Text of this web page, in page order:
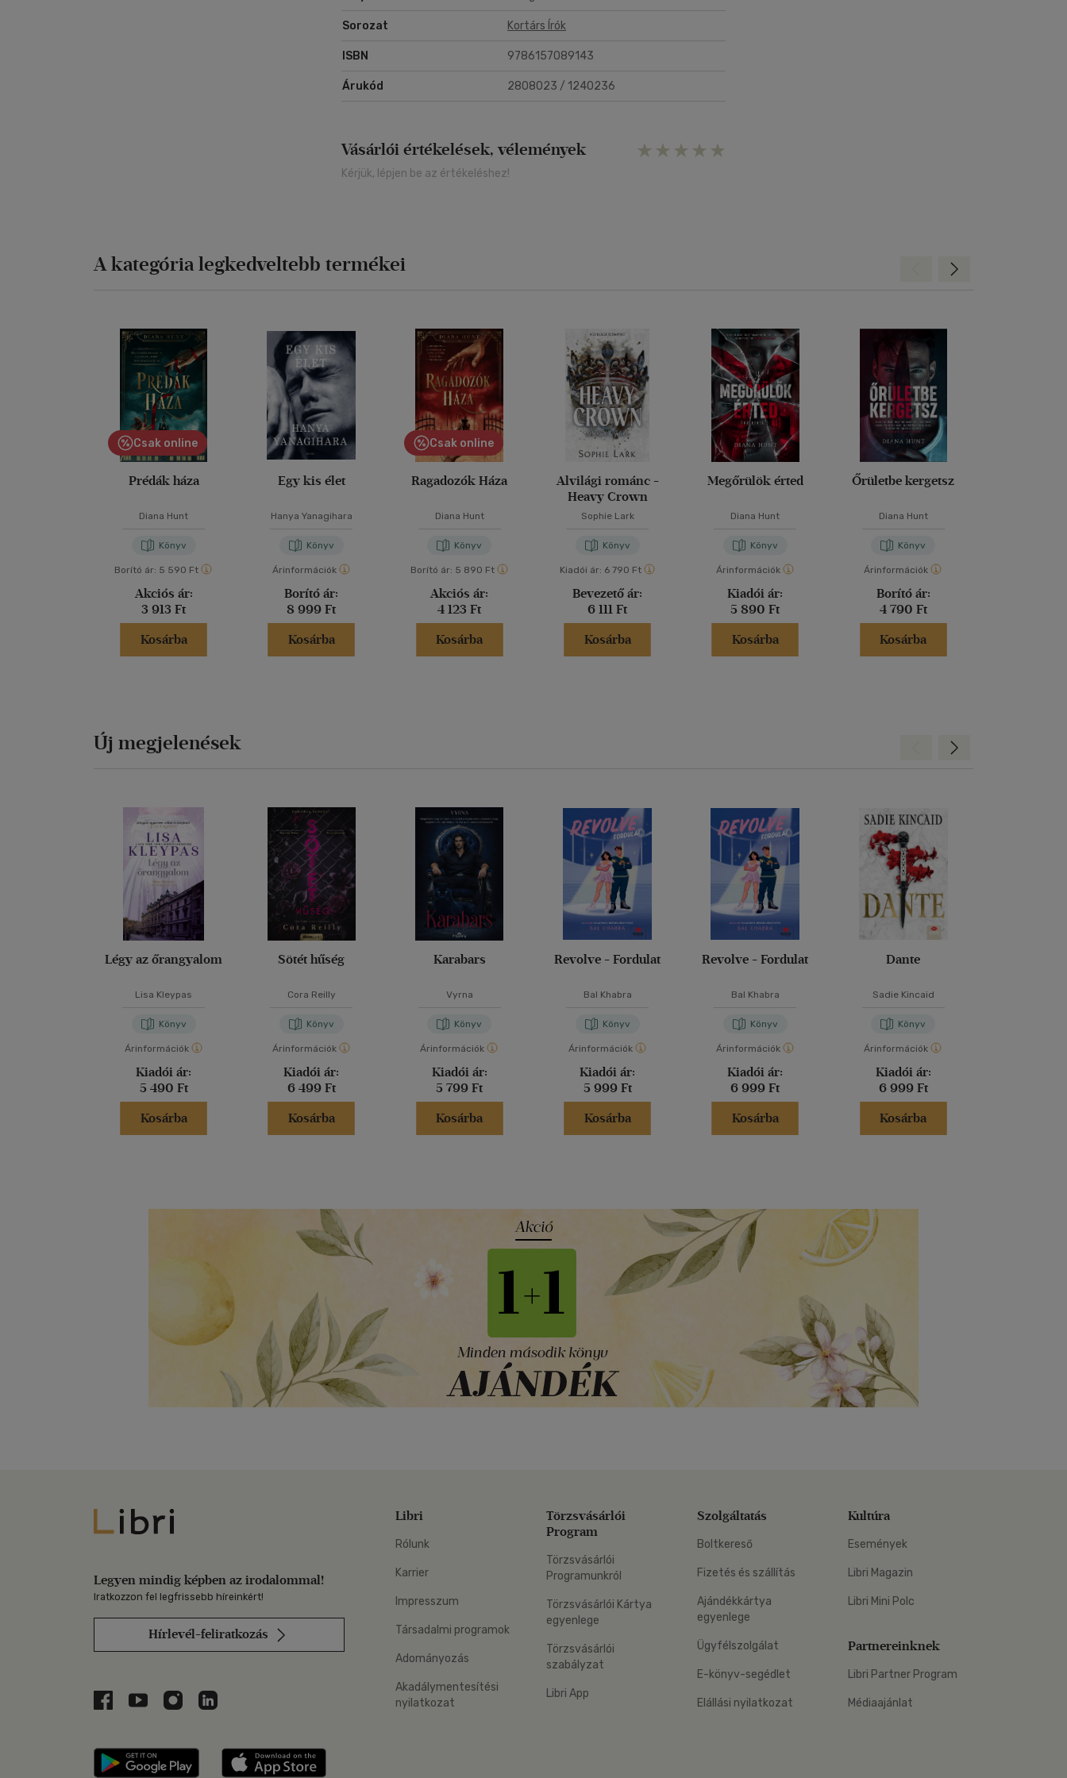
Sorozat Kortárs Írók
ISBN 9786157089143
Árukód 2808023 / 1240236
Vásárlói értékelések, vélemények
Kérjük, lépjen be az értékeléshez!
A kategória legkedveltebb termékei
Csak online
Prédák háza
Diana Hunt
Könyv
Borító ár: 5 590 Ft
Akciós ár:
3 913 Ft
Kosárba
Egy kis élet
Hanya Yanagihara
Könyv
Árinformációk
Borító ár:
8 999 Ft
Kosárba
Csak online
Ragadozók Háza
Diana Hunt
Könyv
Borító ár: 5 890 Ft
Akciós ár:
4 123 Ft
Kosárba
Alvilági románc -
Heavy Crown
Sophie Lark
Könyv
Kiadói ár: 6 790 Ft
Bevezető ár:
6 111 Ft
Kosárba
Megőrülök érted
Diana Hunt
Könyv
Árinformációk
Kiadói ár:
5 890 Ft
Kosárba
Őrületbe kergetsz
Diana Hunt
Könyv
Árinformációk
Borító ár:
4 790 Ft
Kosárba
Előre
Új megjelenések
Légy az őrangyalom
Lisa Kleypas
Könyv
Árinformációk
Kiadói ár:
5 490 Ft
Kosárba
Sötét hűség
Cora Reilly
Könyv
Árinformációk
Kiadói ár:
6 499 Ft
Kosárba
Karabars
Vyrna
Könyv
Árinformációk
Kiadói ár:
5 799 Ft
Kosárba
Revolve - Fordulat
Bal Khabra
Könyv
Árinformációk
Kiadói ár:
5 999 Ft
Kosárba
Revolve - Fordulat
Bal Khabra
Könyv
Árinformációk
Kiadói ár:
6 999 Ft
Kosárba
Dante
Sadie Kincaid
Könyv
Árinformációk
Kiadói ár:
6 999 Ft
Kosárba
Előre
Libri
Legyen mindig képben az irodalommal!
Iratkozzon fel legfrissebb híreinkért!
Hírlevél-feliratkozás
Libri a Facebookon
Libri a Youtube-on
Libri az Instagramon
Libri a LinkedInen
Libri applikáció Szerezd meg: Google Play
Libri
Rólunk
Karrier
Impresszum
Társadalmi programok
Adományozás
Akadálymentesítési
nyilatkozat
Törzsvásárlói
Program
Törzsvásárlói
Programunkról
Törzsvásárlói Kártya
egyenlege
Törzsvásárlói
szabályzat
Libri App
Szolgáltatás
Boltkereső
Fizetés és szállítás
Ajándékkártya
egyenlege
Ügyfélszolgálat
E-könyv-segédlet
Elállási nyilatkozat
Kultúra
Események
Libri Magazin
Libri Mini Polc
Partnereinknek
Libri Partner Program
Médiaajánlat